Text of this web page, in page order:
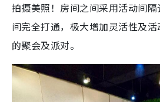
拍摄美照！房间之间采用活动间
间完全打通，极大增加灵活性及
的聚会及派对。